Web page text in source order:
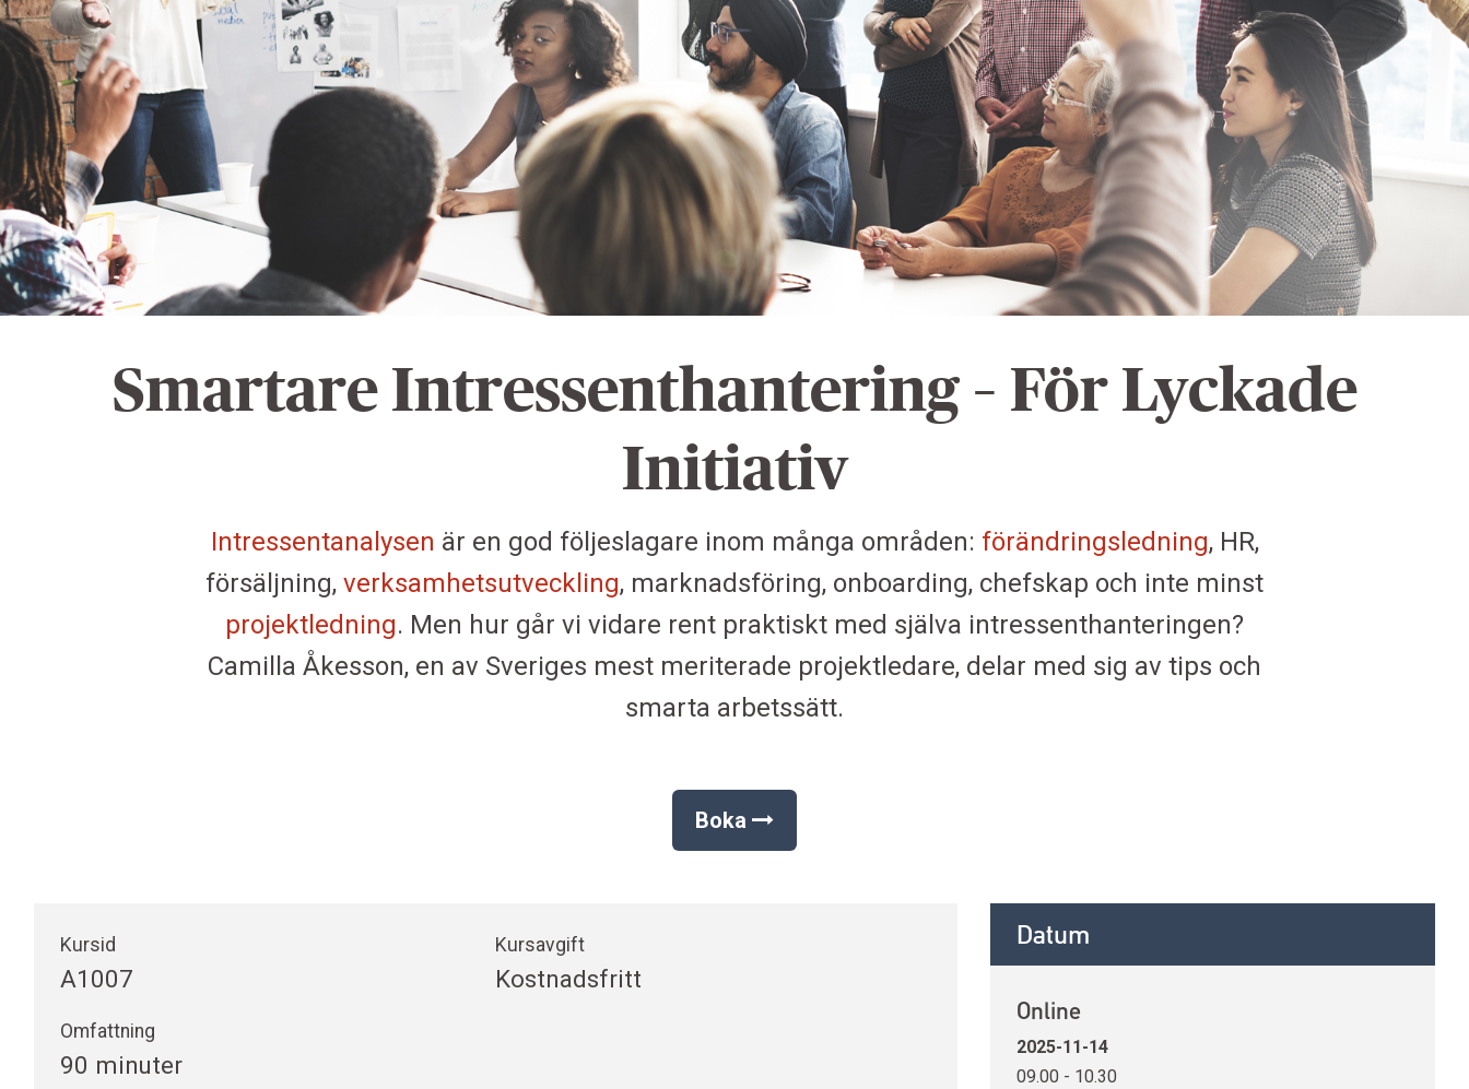
Smartare Intressenthantering – För Lyckade
Initiativ
Intressentanalysen är en god följeslagare inom många områden: förändringsledning, HR,
försäljning, verksamhetsutveckling, marknadsföring, onboarding, chefskap och inte minst
projektledning. Men hur går vi vidare rent praktiskt med själva intressenthanteringen?
Camilla Åkesson, en av Sveriges mest meriterade projektledare, delar med sig av tips och
smarta arbetssätt.
Boka
Kursid
A1007
Kursavgift
Kostnadsfritt
Omfattning
90 minuter
Datum
Online
2025-11-14
09.00 - 10.30